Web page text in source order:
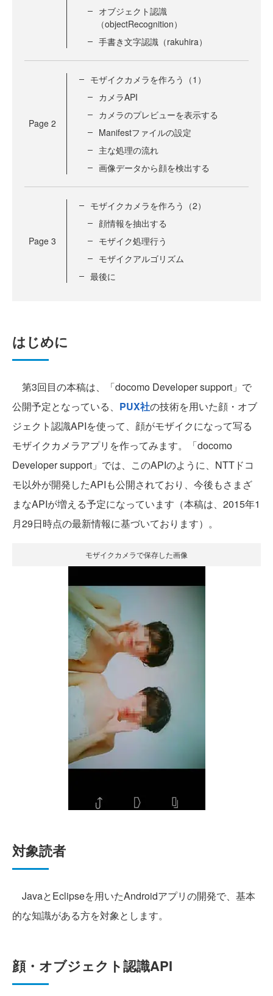
オブジェクト認識
（objectRecognition）
手書き文字認識（rakuhira）
Page 2
モザイクカメラを作ろう（1）
カメラAPI
カメラのプレビューを表示する
Manifestファイルの設定
主な処理の流れ
画像データから顔を検出する
Page 3
モザイクカメラを作ろう（2）
顔情報を抽出する
モザイク処理行う
モザイクアルゴリズム
最後に
はじめに
第3回目の本稿は、「docomo Developer support」で
公開予定となっている、 PUX社の技術を用いた顔・オブ
ジェクト認識APIを使って、顔がモザイクになって写る
モザイクカメラアプリを作ってみます。「docomo
Developer support」では、このAPIのように、NTTドコ
モ以外が開発したAPIも公開されており、今後もさまざ
まなAPIが増える予定になっています（本稿は、2015年1
月29日時点の最新情報に基づいております）。
モザイクカメラで保存した画像
対象読者
JavaとEclipseを用いたAndroidアプリの開発で、基本
的な知識がある方を対象とします。
顔・オブジェクト認識API